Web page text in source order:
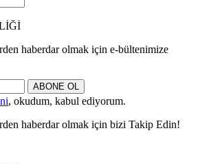
haberdar olmak için e-bültenimize
ABONE OL
, okudum, kabul ediyorum.
haberdar olmak için bizi Takip Edin!